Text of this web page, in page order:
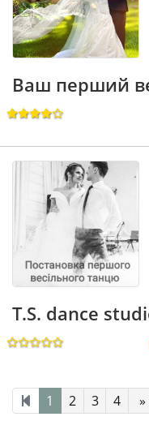
Ваш перший
T.S. dance
1 2 3 4 »